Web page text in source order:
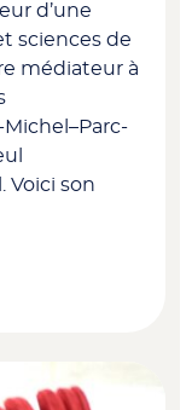
d’une
sciences de
médiateur à
Michel–Parc-
Voici son